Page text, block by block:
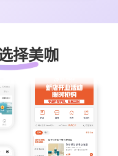
择美咖